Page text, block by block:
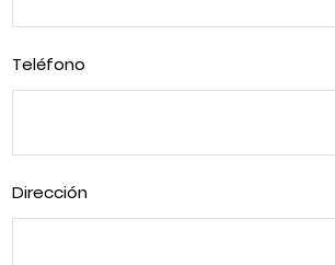
Teléfono
Dirección